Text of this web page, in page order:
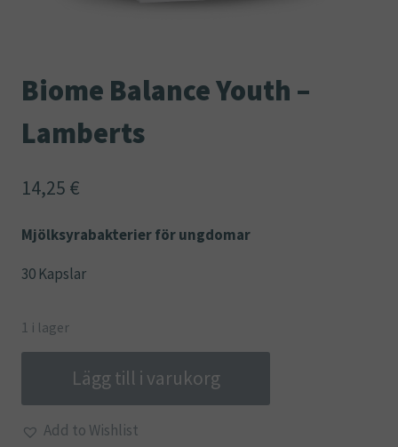
Biome Balance Youth –
Lamberts
14,25 €
Mjölksyrabakterier för ungdomar
30 Kapslar
1 i lager
Youth
-
Lägg till i varukorg
Add to Wishlist